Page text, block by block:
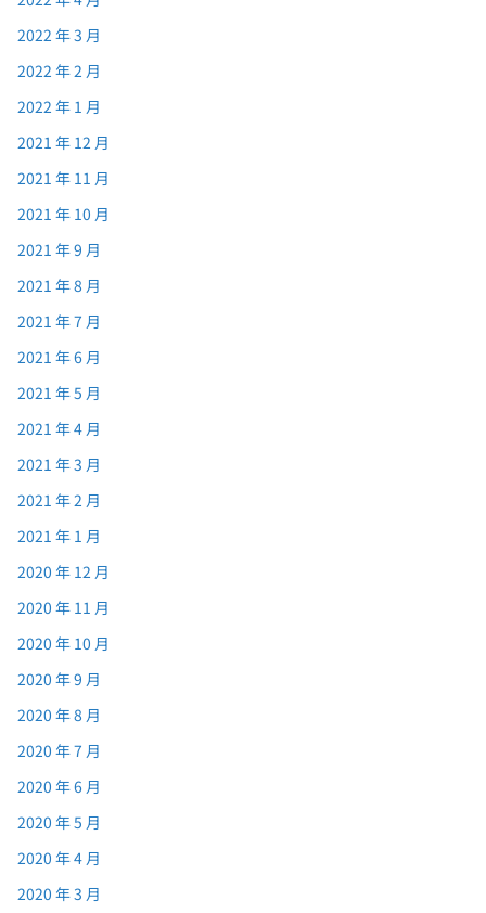
2022 年 3 月
2022 年 2 月
2022 年 1 月
2021 年 12 月
2021 年 11 月
2021 年 10 月
2021 年 9 月
2021 年 8 月
2021 年 7 月
2021 年 6 月
2021 年 5 月
2021 年 4 月
2021 年 3 月
2021 年 2 月
2021 年 1 月
2020 年 12 月
2020 年 11 月
2020 年 10 月
2020 年 9 月
2020 年 8 月
2020 年 7 月
2020 年 6 月
2020 年 5 月
2020 年 4 月
2020 年 3 月